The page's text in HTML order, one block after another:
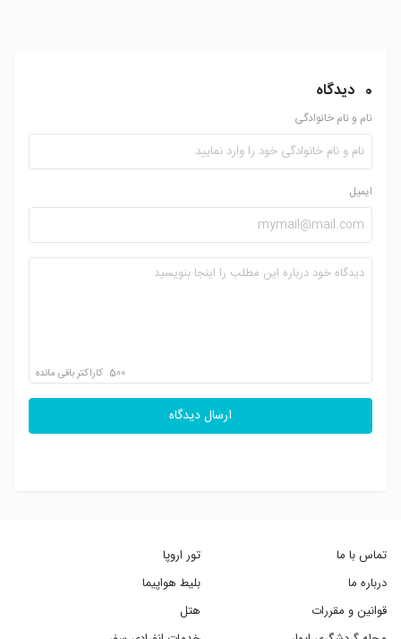
0 دیدگاه
نام و نام خانوادگی
ایمیل
500 کاراکتر باقی مانده
ارسال دیدگاه
تماس با ما
درباره ما
قوانین و مقررات
تور اروپا
بلیط هواپیما
هتل